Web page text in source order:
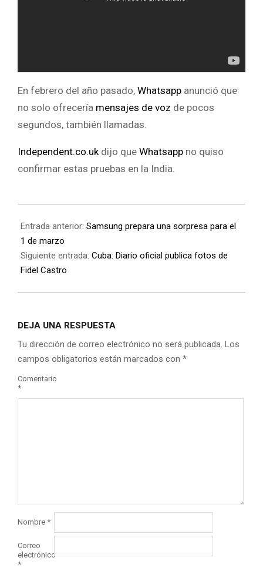
En febrero del año pasado, Whatsapp anunció que
no solo ofrecería mensajes de voz de pocos
segundos, también llamadas.
Independent.co.uk dijo que Whatsapp no quiso
confirmar estas pruebas en la India.
Entrada anterior: Samsung prepara una sorpresa para el
1 de marzo
Siguiente entrada: Cuba: Diario oficial publica fotos de
Fidel Castro
DEJA UNA RESPUESTA
Tu dirección de correo electrónico no será publicada. Los
campos obligatorios están marcados con *
Comentario
*
Nombre *
Correo
electrónico
*